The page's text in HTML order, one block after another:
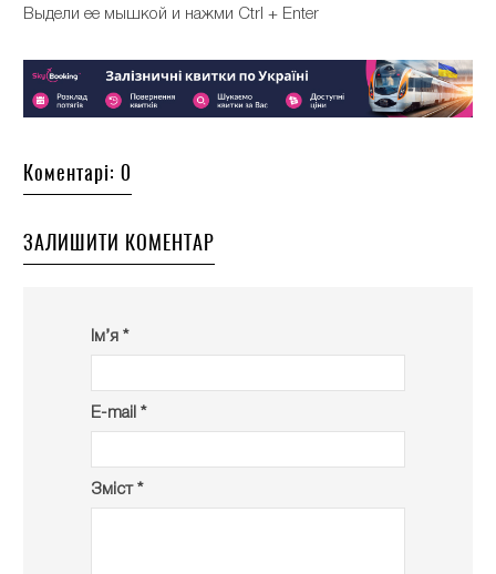
Выдели ее мышкой и нажми Ctrl + Enter
Коментарі: 0
ЗАЛИШИТИ КОМЕНТАР
Ім’я *
E-mail *
Зміст *